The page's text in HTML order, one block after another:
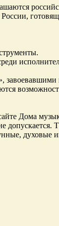
Дома
духовые